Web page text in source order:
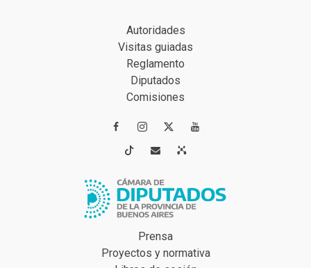
Autoridades
Visitas guiadas
Reglamento
Diputados
Comisiones
 
 
Prensa
Proyectos y normativa